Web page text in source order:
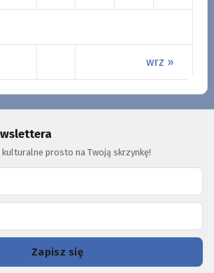
wrz »
prosto na Twoją skrzynkę!
Zapisz się